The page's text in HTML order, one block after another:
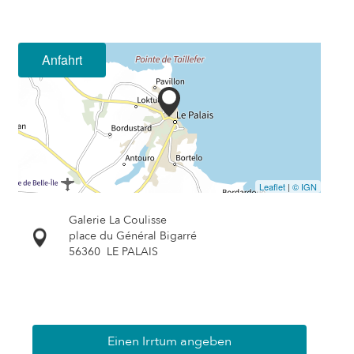
Anfahrt
Leaflet | © IGN
Galerie La Coulisse
place du Général Bigarré
56360 LE PALAIS
Einen Irrtum angeben